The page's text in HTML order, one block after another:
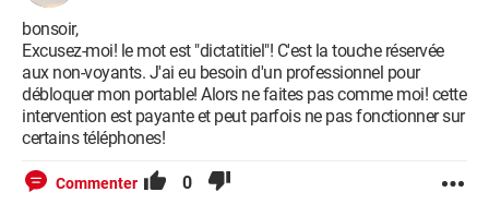
bonsoir,
Excusez-moi! le mot est "dictatitiel"! C'est la touche réservée
aux non-voyants. J'ai eu besoin d'un professionnel pour
débloquer mon portable! Alors ne faites pas comme moi! cette
intervention est payante et peut parfois ne pas fonctionner sur
certains téléphones!
Commenter 0